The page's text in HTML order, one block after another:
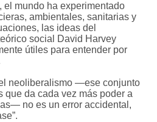
el mundo ha experimentado
ambientales, sanitarias y
las ideas del
social David Harvey
útiles para entender por
neoliberalismo —ese conjunto
que da cada vez más poder a
no es un error accidental,